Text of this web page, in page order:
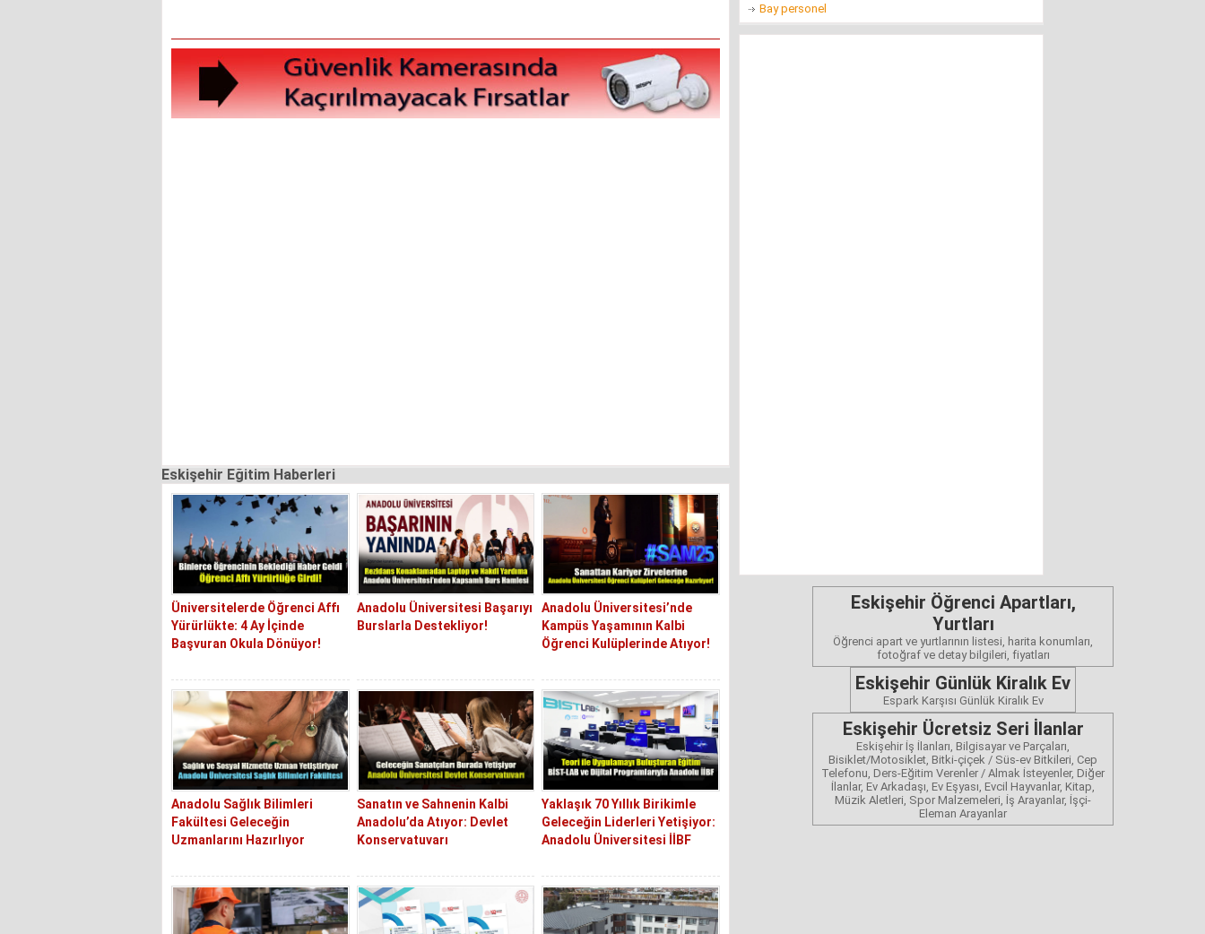
Eskişehir Eğitim Haberleri
Üniversitelerde Öğrenci Affı
Yürürlükte: 4 Ay İçinde
Başvuran Okula Dönüyor!
Anadolu Üniversitesi Başarıyı
Burslarla Destekliyor!
Anadolu Üniversitesi’nde
Kampüs Yaşamının Kalbi
Öğrenci Kulüplerinde Atıyor!
Anadolu Sağlık Bilimleri
Fakültesi Geleceğin
Uzmanlarını Hazırlıyor
Sanatın ve Sahnenin Kalbi
Anadolu’da Atıyor: Devlet
Konservatuvarı
Yaklaşık 70 Yıllık Birikimle
Geleceğin Liderleri Yetişiyor:
Anadolu Üniversitesi İİBF
Bay personel
Eskişehir Öğrenci Apartları,
Yurtları
Öğrenci apart ve yurtlarının listesi, harita konumları,
fotoğraf ve detay bilgileri, fiyatları
Eskişehir Günlük Kiralık Ev
Espark Karşısı Günlük Kiralık Ev
Eskişehir Ücretsiz Seri İlanlar
Eskişehir İş İlanları, Bilgisayar ve Parçaları,
Bisiklet/Motosiklet, Bitki-çiçek / Süs-ev Bitkileri, Cep
Telefonu, Ders-Eğitim Verenler / Almak İsteyenler, Diğer
İlanlar, Ev Arkadaşı, Ev Eşyası, Evcil Hayvanlar, Kitap,
Müzik Aletleri, Spor Malzemeleri, İş Arayanlar, İşçi-
Eleman Arayanlar